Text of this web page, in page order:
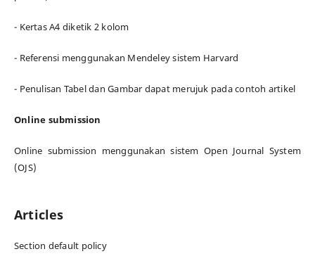
- Kertas A4 diketik 2 kolom
- Referensi menggunakan Mendeley sistem Harvard
- Penulisan Tabel dan Gambar dapat merujuk pada contoh artikel
Online submission
Online submission menggunakan sistem Open Journal System
(OJS)
Articles
Section default policy